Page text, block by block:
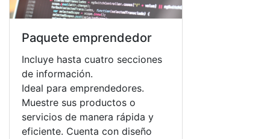
Paquete emprendedor
Incluye hasta cuatro secciones
de información.
Ideal para emprendedores.
Muestre sus productos o
servicios de manera rápida y
eficiente. Cuenta con diseño